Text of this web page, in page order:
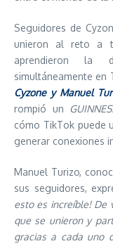
Seguidores de
unieron al reto a
aprendieron la
simultáneamente en
Cyzone y Manuel
rompió un
cómo TikTok puede
generar conexiones
Manuel Turizo,
sus seguidores,
esto es increíble! De
que se unieron y
gracias a cada uno